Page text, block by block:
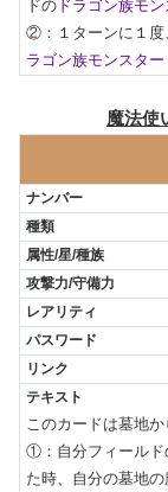
ドの ドラゴン族モ
②：１ターンに１度
ラゴン族モンスター
魔法使
このカードは墓地か
①：自分フィールド
た時、自分の墓地